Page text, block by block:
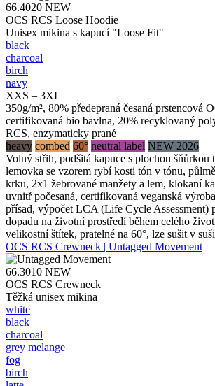
66.4020 NEW
OCS RCS Loose Hoodie
Unisex mikina s kapucí "Loose Fit"
black
charcoal
birch
navy
XXS – 3XL
350g/m², 80% předepraná česaná prstencová
certifikovaná bio bavlna, 20% recyklovaný
RCS, enzymaticky prané
heavy combed 60° neutral label NEW 2026
Volný střih, podšitá kapuce s plochou šňůrkou
lemovka se vzorem rybí kosti tón v tónu,
krku, 2x1 žebrované manžety a lem, klokaní
uvnitř počesaná, certifikovaná veganská
přísad, výpočet LCA (Life Cycle Assessment)
dopadu na životní prostředí během celého
velikostní štítek, pratelné na 60°, lze sušit v
OCS RCS Crewneck | Untagged Movement
66.3010 NEW
OCS RCS Crewneck
Těžká unisex mikina
white
black
charcoal
grey melange
fog
birch